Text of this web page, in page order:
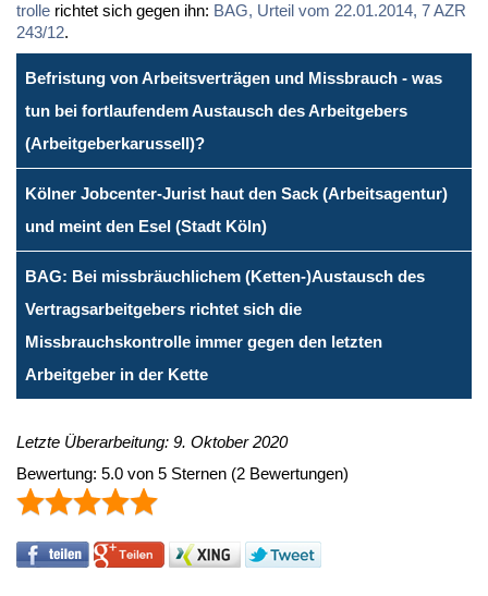
trol­le rich­tet sich ge­gen ihn: BAG, Ur­teil vom 22.01.2014, 7 AZR
243/12.
Befristung von Arbeitsverträgen und Missbrauch - was
tun bei fortlaufendem Austausch des Arbeitgebers
(Arbeitgeberkarussell)?
Kölner Jobcenter-Jurist haut den Sack (Arbeitsagentur)
und meint den Esel (Stadt Köln)
BAG: Bei missbräuchlichem (Ketten-)Austausch des
Vertragsarbeitgebers richtet sich die
Missbrauchskontrolle immer gegen den letzten
Arbeitgeber in der Kette
Letzte Überarbeitung: 9. Oktober 2020
Bewertung: 5.0 von 5 Sternen (2 Bewertungen)